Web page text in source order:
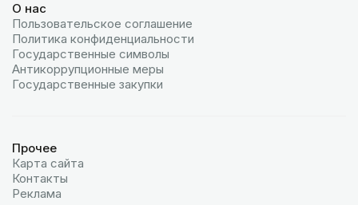
О нас
Пользовательское соглашение
Политика конфиденциальности
Государственные символы
Антикоррупционные меры
Государственные закупки
Прочее
Карта сайта
Контакты
Реклама